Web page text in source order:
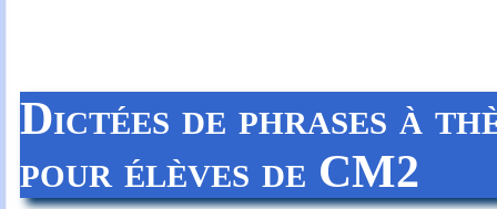
Dictées de phrases à
pour élèves de CM2